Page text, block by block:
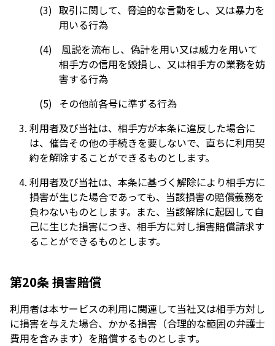
取引に関して、脅迫的な言動をし、又は暴力を
用いる行為
風説を流布し、偽計を用い又は威力を用いて
相手方の信用を毀損し、又は相手方の業務を妨
害する行為
その他前各号に準ずる行為
利用者及び当社は、相手方が本条に違反した場合に
は、催告その他の手続きを要しないで、直ちに利用契
約を解除することができるものとします。
利用者及び当社は、本条に基づく解除により相手方に
損害が生じた場合であっても、当該損害の賠償義務を
負わないものとします。また、当該解除に起因して自
己に生じた損害につき、相手方に対し損害賠償請求す
ることができるものとします。
第20条 損害賠償
利用者は本サービスの利用に関連して当社又は相手方対し
に損害を与えた場合、かかる損害（合理的な範囲の弁護士
費用を含みます）を賠償するものとします。